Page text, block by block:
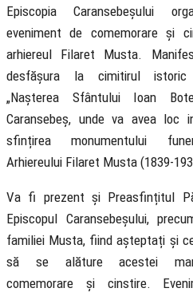
Episcopia Caransebeșului
eveniment de comemorare și
arhiereul Filaret Musta.
desfășura la cimitirul
„Nașterea Sfântului Ioan
Caransebeș, unde va avea loc
sfințirea monumentului
Arhiereului Filaret Musta (1839-
Va fi prezent și Preasfințitul
Episcopul Caransebeșului,
familiei Musta, fiind așteptați și
să se alăture acestei
comemorare și cinstire.